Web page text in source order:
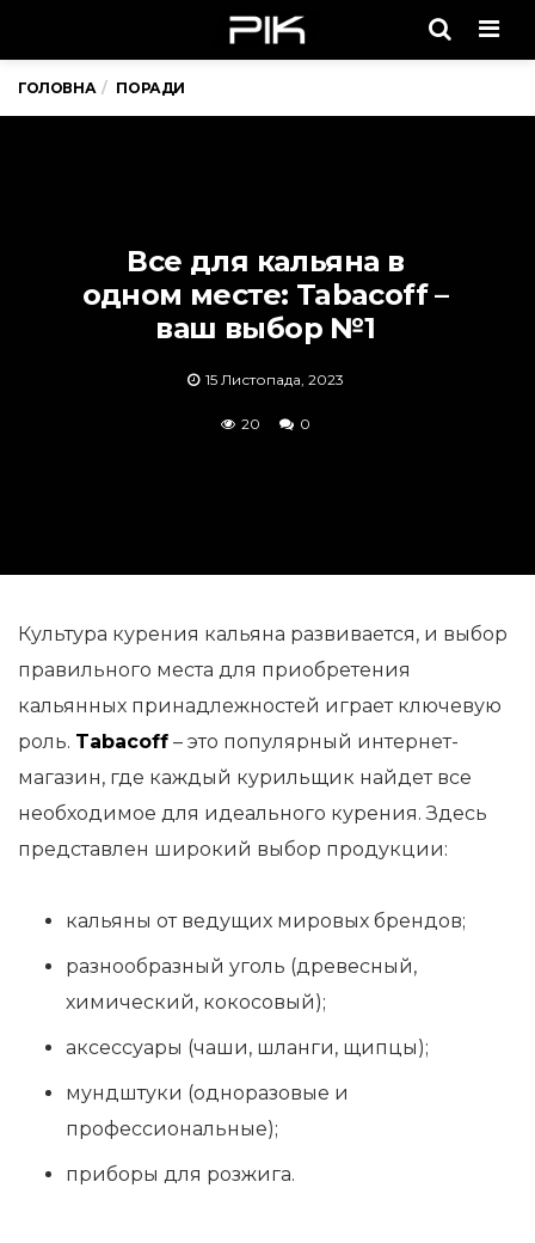
ГОЛОВНА ПОРАДИ
Все для кальяна в
одном месте: Tabacoff –
ваш выбор №1
15 Листопада, 2023
20 0
Культура курения кальяна развивается, и выбор
правильного места для приобретения
кальянных принадлежностей играет ключевую
роль. Tabacoff – это популярный интернет-
магазин, где каждый курильщик найдет все
необходимое для идеального курения. Здесь
представлен широкий выбор продукции:
кальяны от ведущих мировых брендов;
разнообразный уголь (древесный,
химический, кокосовый);
аксессуары (чаши, шланги, щипцы);
мундштуки (одноразовые и
профессиональные);
приборы для розжига.